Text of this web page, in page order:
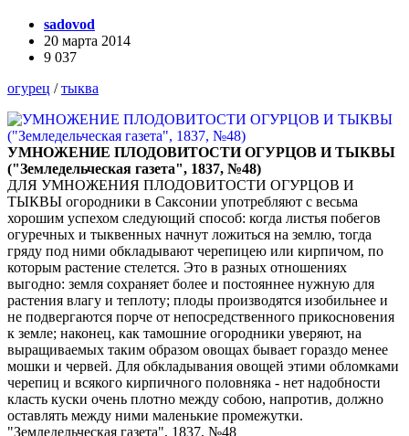
sadovod
20 марта 2014
9 037
огурец /тыква
УМНОЖЕНИЕ ПЛОДОВИТОСТИ ОГУРЦОВ И ТЫКВЫ
("Земледельческая газета", 1837, №48)
ДЛЯ УМНОЖЕНИЯ ПЛОДОВИТОСТИ ОГУРЦОВ И
ТЫКВЫ огородники в Саксонии употребляют с весьма
хорошим успехом следующий способ: когда листья побегов
огуречных и тыквенных начнут ложиться на землю, тогда
гряду под ними обкладывают черепицею или кирпичом, по
которым растение стелется. Это в разных отношениях
выгодно: земля сохраняет более и постояннее нужную для
растения влагу и теплоту; плоды производятся изобильнее и
не подвергаются порче от непосредственного прикосновения
к земле; наконец, как тамошние огородники уверяют, на
выращиваемых таким образом овощах бывает гораздо менее
мошки и червей. Для обкладывания овощей этими обломками
черепиц и всякого кирпичного половняка - нет надобности
класть куски очень плотно между собою, напротив, должно
оставлять между ними маленькие промежутки.
"Земледельческая газета", 1837, №48